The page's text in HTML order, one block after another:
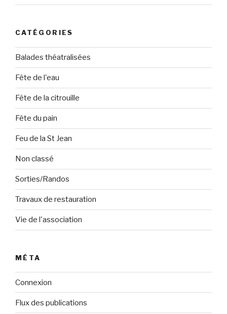
CATÉGORIES
Balades théatralisées
Fête de l'eau
Fête de la citrouille
Fête du pain
Feu de la St Jean
Non classé
Sorties/Randos
Travaux de restauration
Vie de l'association
MÉTA
Connexion
Flux des publications